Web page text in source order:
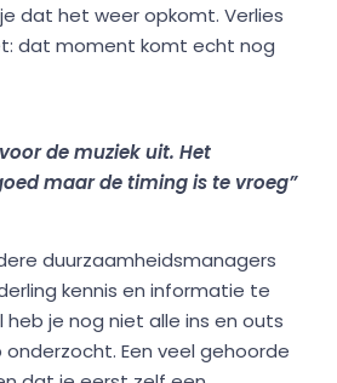
dat het weer opkomt. Verlies
dat moment komt echt nog
de muziek uit. Het
maar de timing is te vroeg”
duurzaamheidsmanagers
kennis en informatie te
heb je nog niet alle ins en outs
Een veel gehoorde